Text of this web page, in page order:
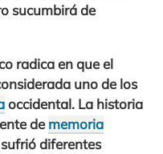
sucumbirá de
radica en que el
uno de los
occidental. La historia
dememoria
diferentes